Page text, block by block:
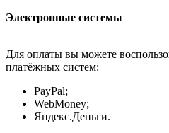
Электронные системы
Для оплаты вы можете
платёжных систем:
PayPal;
WebMoney;
Яндекс.Деньги.